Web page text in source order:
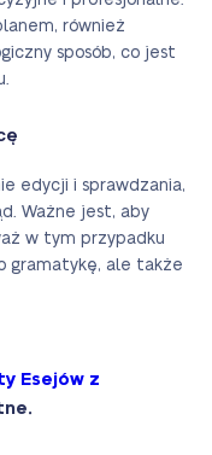
również
sposób, co jest
edycji i sprawdzania,
Ważne jest, aby
w tym przypadku
gramatykę, ale także
Esejów z